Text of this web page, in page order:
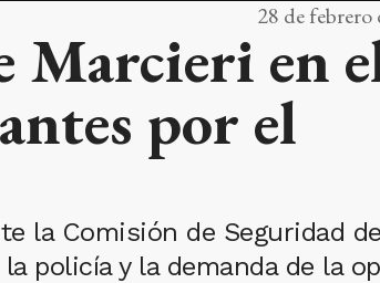
28 de febrero
Marcieri en
por el
la Comisión de Seguridad
policía y la demanda de la